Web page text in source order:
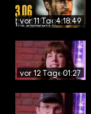
vor 11 Tagen4:18:49
vor 12 Tagen01:27